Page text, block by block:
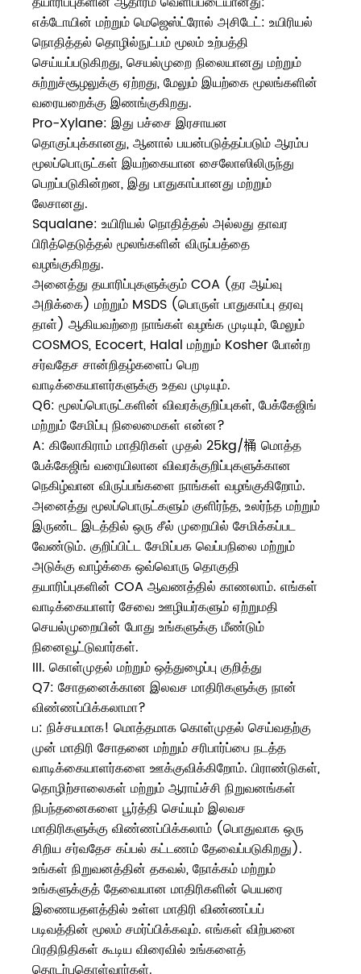
எக்டோயின் மற்றும் மெஜெஸ்ட்ரோல் அசிடேட்: உயிரியல்
நொதித்தல் தொழில்நுட்பம் மூலம் உற்பத்தி
செய்யப்படுகிறது, செயல்முறை நிலையானது மற்றும்
சுற்றுச்சூழலுக்கு ஏற்றது, மேலும் இயற்கை மூலங்களின்
வரையறைக்கு இணங்குகிறது.
Pro-Xylane: இது பச்சை இரசாயன
தொகுப்புக்கானது, ஆனால் பயன்படுத்தப்படும் ஆரம்ப
மூலப்பொருட்கள் இயற்கையான சைலோஸிலிருந்து
பெறப்படுகின்றன, இது பாதுகாப்பானது மற்றும்
லேசானது.
Squalane: உயிரியல் நொதித்தல் அல்லது தாவர
பிரித்தெடுத்தல் மூலங்களின் விருப்பத்தை
வழங்குகிறது.
அனைத்து தயாரிப்புகளுக்கும் COA (தர ஆய்வு
அறிக்கை) மற்றும் MSDS (பொருள் பாதுகாப்பு தரவு
தாள்) ஆகியவற்றை நாங்கள் வழங்க முடியும், மேலும்
COSMOS, Ecocert, Halal மற்றும் Kosher போன்ற
சர்வதேச சான்றிதழ்களைப் பெற
வாடிக்கையாளர்களுக்கு உதவ முடியும்.
Q6: மூலப்பொருட்களின் விவரக்குறிப்புகள், பேக்கேஜிங்
மற்றும் சேமிப்பு நிலைமைகள் என்ன?
A: கிலோகிராம் மாதிரிகள் முதல் 25kg/桶 மொத்த
பேக்கேஜிங் வரையிலான விவரக்குறிப்புகளுக்கான
நெகிழ்வான விருப்பங்களை நாங்கள் வழங்குகிறோம்.
அனைத்து மூலப்பொருட்களும் குளிர்ந்த, உலர்ந்த மற்றும்
இருண்ட இடத்தில் ஒரு சீல் முறையில் சேமிக்கப்பட
வேண்டும். குறிப்பிட்ட சேமிப்பக வெப்பநிலை மற்றும்
அடுக்கு வாழ்க்கை ஒவ்வொரு தொகுதி
தயாரிப்புகளின் COA ஆவணத்தில் காணலாம். எங்கள்
வாடிக்கையாளர் சேவை ஊழியர்களும் ஏற்றுமதி
செயல்முறையின் போது உங்களுக்கு மீண்டும்
நினைவூட்டுவார்கள்.
III. கொள்முதல் மற்றும் ஒத்துழைப்பு குறித்து
Q7: சோதனைக்கான இலவச மாதிரிகளுக்கு நான்
விண்ணப்பிக்கலாமா?
ப: நிச்சயமாக! மொத்தமாக கொள்முதல் செய்வதற்கு
முன் மாதிரி சோதனை மற்றும் சரிபார்ப்பை நடத்த
வாடிக்கையாளர்களை ஊக்குவிக்கிறோம். பிராண்டுகள்,
தொழிற்சாலைகள் மற்றும் ஆராய்ச்சி நிறுவனங்கள்
நிபந்தனைகளை பூர்த்தி செய்யும் இலவச
மாதிரிகளுக்கு விண்ணப்பிக்கலாம் (பொதுவாக ஒரு
சிறிய சர்வதேச கப்பல் கட்டணம் தேவைப்படுகிறது).
உங்கள் நிறுவனத்தின் தகவல், நோக்கம் மற்றும்
உங்களுக்குத் தேவையான மாதிரிகளின் பெயரை
இணையதளத்தில் உள்ள மாதிரி விண்ணப்பப்
படிவத்தின் மூலம் சமர்ப்பிக்கவும். எங்கள் விற்பனை
பிரதிநிதிகள் கூடிய விரைவில் உங்களைத்